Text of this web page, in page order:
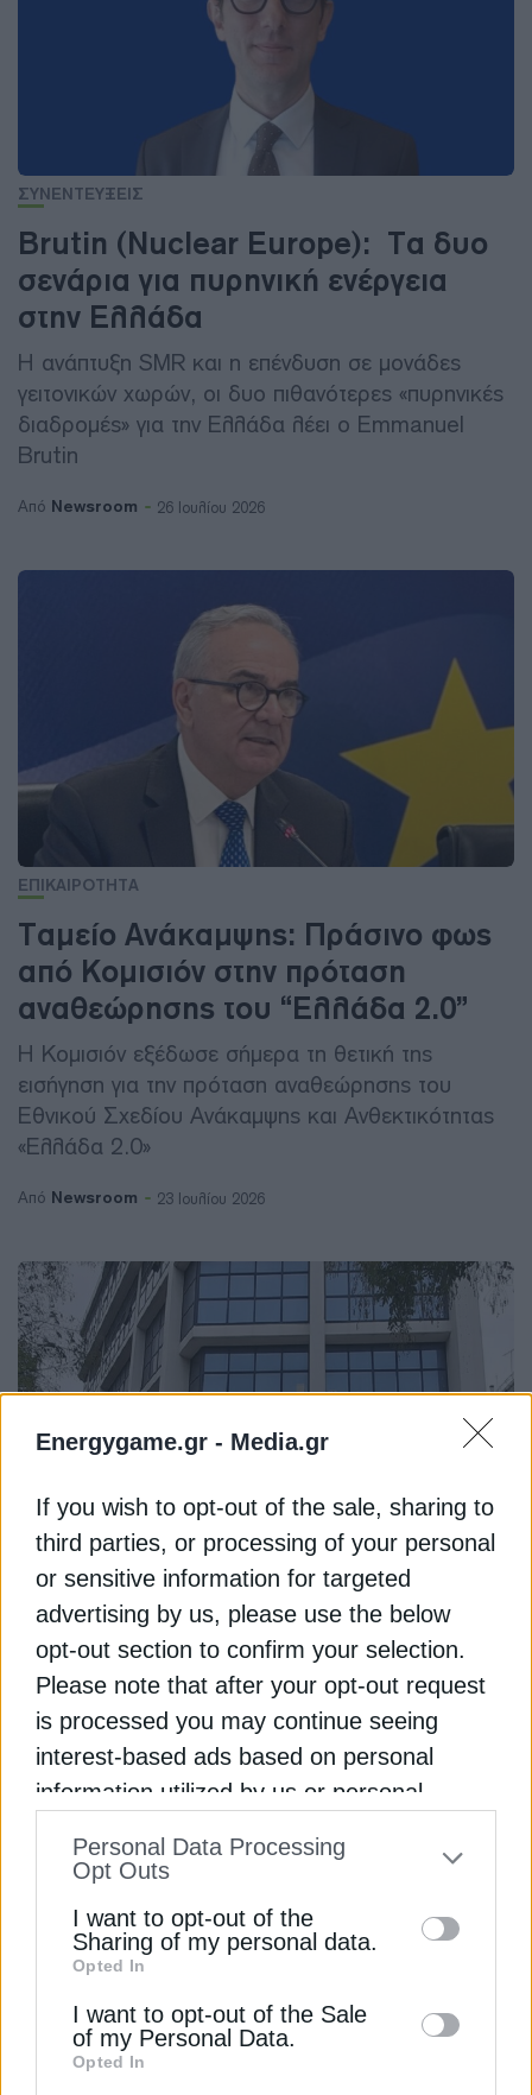
Energygame.gr - Media.gr
If you wish to opt-out of the sale, sharing to
third parties, or processing of your personal
or sensitive information for targeted
advertising by us, please use the below
opt-out section to confirm your selection.
Please note that after your opt-out request
is processed you may continue seeing
interest-based ads based on personal
information utilized by us or personal
to your opt-out. You may separately opt-out
information by third parties on the IAB’s list
of downstream participants. This
information may also be disclosed by us to
third parties on theIAB’s List of
Downstream Participants
Personal Data Processing
Opt Outs
I want to opt-out of the
Sharing of my personal data.
Opted In
I want to opt-out of the Sale
of my Personal Data.
Opted In
ΣΥΝΕΝΤΕΥΞΕΙΣ
Brutin (Nuclear Europe): Τα δυο
σενάρια για πυρηνική ενέργεια
στην Ελλάδα
Η ανάπτυξη SMR και η επένδυση σε μονάδες
γειτονικών χωρών, οι δυο πιθανότερες «πυρηνικές
διαδρομές» για την Ελλάδα λέει ο Emmanuel
Brutin
Από Newsroom 26 Ιουλίου 2026
ΕΠΙΚΑΙΡΟΤΗΤΑ
Ταμείο Ανάκαμψης: Πράσινο φως
από Κομισιόν στην πρόταση
αναθεώρησης του “Ελλάδα 2.0”
Η Κομισιόν εξέδωσε σήμερα τη θετική της
εισήγηση για την πρόταση αναθεώρησης του
Εθνικού Σχεδίου Ανάκαμψης και Ανθεκτικότητας
«Ελλάδα 2.0»
Από Newsroom 23 Ιουλίου 2026
ΗΛΕΚΤΡΙΣΜΟΣ
Έξι νέα έργα του Horizon Europe
ενισχύουν την παρουσία του
ΔΕΔΔΗΕ στην ευρωπαϊκή έρευνα
Ο ΔΕΔΔΗΕ θα συνεργαστεί με Διαχειριστές
Δικτύου, πανεπιστήμια, ερευνητικούς οργανισμούς
και επιχειρήσεις από ολόκληρη την Ευρώπη
Newsroom 22 Ιουλίου 2026
Εγγραφή στο Newsletter
την Πολιτική Απορρήτου